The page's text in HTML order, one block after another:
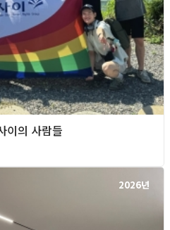
이의 사람들
2026년